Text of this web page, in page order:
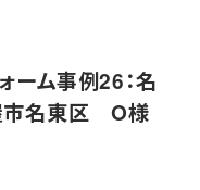
ーム事例26：名
市名東区 O様